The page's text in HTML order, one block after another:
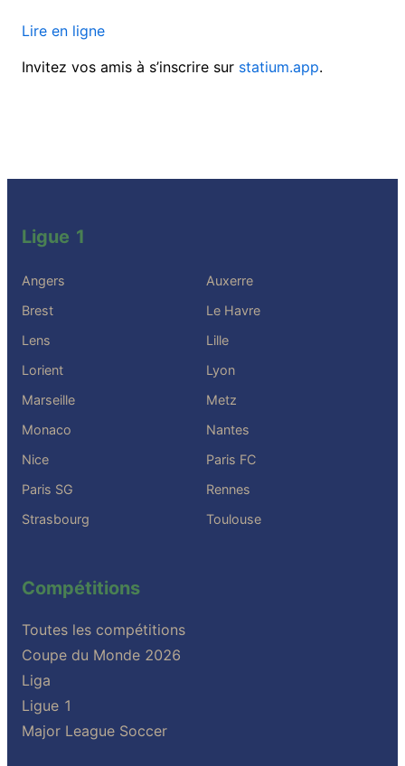
Lire en ligne
Invitez vos amis à s’inscrire sur statium.app.
Ligue 1
Angers
Auxerre
Brest
Le Havre
Lens
Lille
Lorient
Lyon
Marseille
Metz
Monaco
Nantes
Nice
Paris FC
Paris SG
Rennes
Strasbourg
Toulouse
Compétitions
Toutes les compétitions
Coupe du Monde 2026
Liga
Ligue 1
Major League Soccer